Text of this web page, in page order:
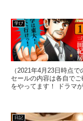
学び
（2021年4月23日時点
セールの内容は各自でご確認ください
をやってます！ ドラマが始まる『ドラゴン桜』 気になっていた人は
日記